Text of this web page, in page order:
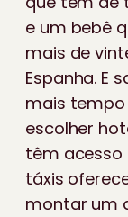
e um bebê
mais de
Espanha. E
mais tempo
escolher
têm acesso
táxis
montar um